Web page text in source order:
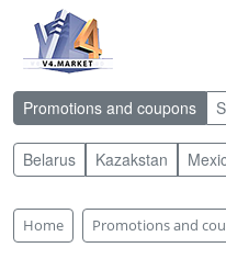
Promotions and coupons
Belarus Kazakstan
Home Promotions and